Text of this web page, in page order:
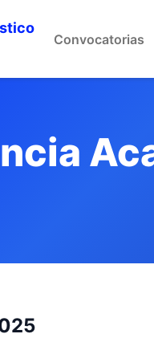
Convocatorias